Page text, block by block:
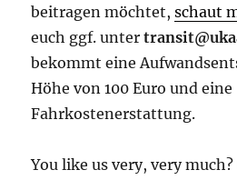
beitragen möchtet,schaut
euch ggf. unter
bekommt eine
Höhe von 100 Euro und eine
Fahrkostenerstattung.
You like us very, very